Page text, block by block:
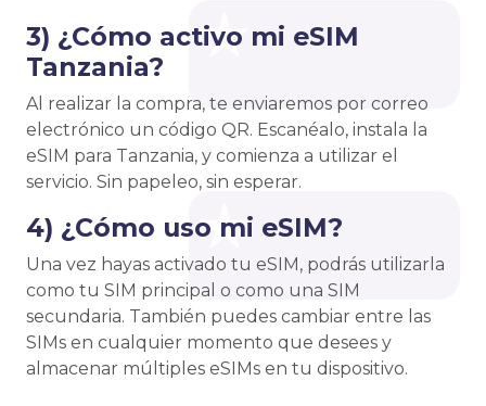
3) ¿Cómo activo mi eSIM
Tanzania?
Al realizar la compra, te enviaremos por correo
electrónico un código QR. Escanéalo, instala la
eSIM para Tanzania, y comienza a utilizar el
servicio. Sin papeleo, sin esperar.
4) ¿Cómo uso mi eSIM?
Una vez hayas activado tu eSIM, podrás utilizarla
como tu SIM principal o como una SIM
secundaria. También puedes cambiar entre las
SIMs en cualquier momento que desees y
almacenar múltiples eSIMs en tu dispositivo.